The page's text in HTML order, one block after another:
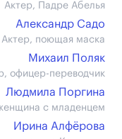
Актер, Падре Абелья
Александр Садо
Актер, поющая маска
Михаил Поляк
офицер-переводчик
Людмила Поргина
с младенцем
Ирина Алфёрова